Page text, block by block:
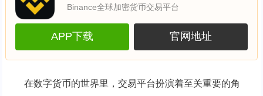
Binance全球加密货币交易平台
APP下载 官网地址
在数字货币的世界里，交易平台扮演着至关重要的角